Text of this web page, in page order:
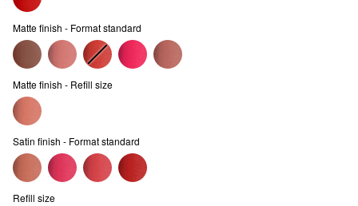
Matte finish - Format standard
Matte finish - Refill size
Satin finish - Format standard
Refill size